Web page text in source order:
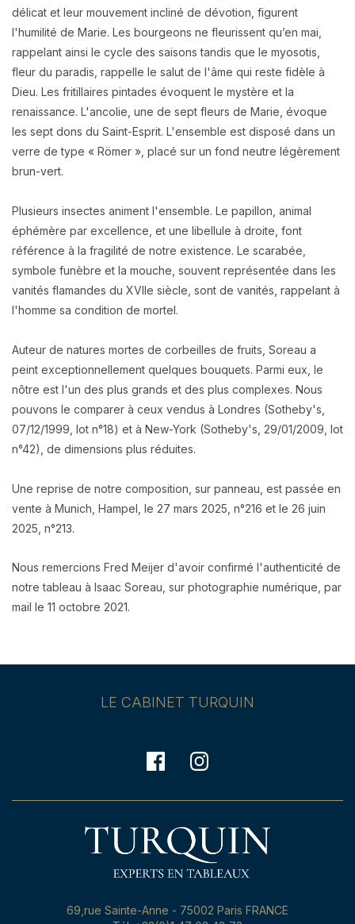
délicat et leur mouvement incliné de dévotion, figurent
l'humilité de Marie. Les bourgeons ne fleurissent qu’en mai,
rappelant ainsi le cycle des saisons tandis que le myosotis,
fleur du paradis, rappelle le salut de l'âme qui reste fidèle à
Dieu. Les fritillaires pintades évoquent le mystère et la
renaissance. L'ancolie, une de sept fleurs de Marie, évoque
les sept dons du Saint-Esprit. L'ensemble est disposé dans un
verre de type « Römer », placé sur un fond neutre légèrement
brun-vert.
Plusieurs insectes animent l'ensemble. Le papillon, animal
éphémère par excellence, et une libellule à droite, font
référence à la fragilité de notre existence. Le scarabée,
symbole funèbre et la mouche, souvent représentée dans les
vanités flamandes du XVIIe siècle, sont de vanités, rappelant à
l'homme sa condition de mortel.
Auteur de natures mortes de corbeilles de fruits, Soreau a
peint exceptionnellement quelques bouquets. Parmi eux, le
nôtre est l'un des plus grands et des plus complexes. Nous
pouvons le comparer à ceux vendus à Londres (Sotheby's,
07/12/1999, lot n°18) et à New-York (Sotheby's, 29/01/2009, lot
n°42), de dimensions plus réduites.
Une reprise de notre composition, sur panneau, est passée en
vente à Munich, Hampel, le 27 mars 2025, n°216 et le 26 juin
2025, n°213.
Nous remercions Fred Meijer d'avoir confirmé l'authenticité de
notre tableau à Isaac Soreau, sur photographie numérique, par
mail le 11 octobre 2021.
LE CABINET TURQUIN
69,rue Sainte-Anne - 75002 Paris FRANCE